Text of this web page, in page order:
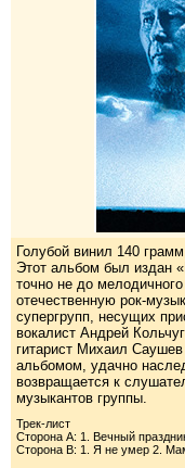
Голубой винил 140
Этот альбом был издан
точно не до
отечественную рок-
супергрупп, несущих
вокалист Андрей
гитарист Михаил
альбомом, удачно
возвращается к
музыкантов группы.
Трек-лист
Сторона A: 1. Вечный
Сторона B: 1. Я не умер 2.